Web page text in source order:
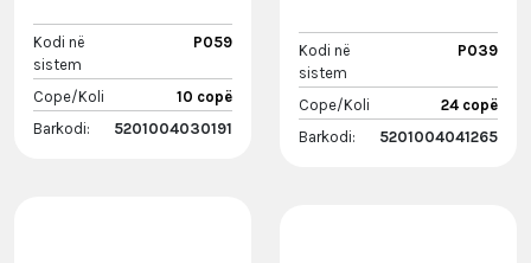
Kodi në
sistem
P059
Cope/Koli
10 copë
Barkodi:
5201004030191
Kodi në
sistem
P039
Cope/Koli
24 copë
Barkodi:
5201004041265